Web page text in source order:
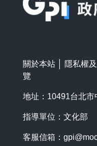
關於本站 隱私權
覽
地址：10491台北
指導單位：文化部
客服信箱：